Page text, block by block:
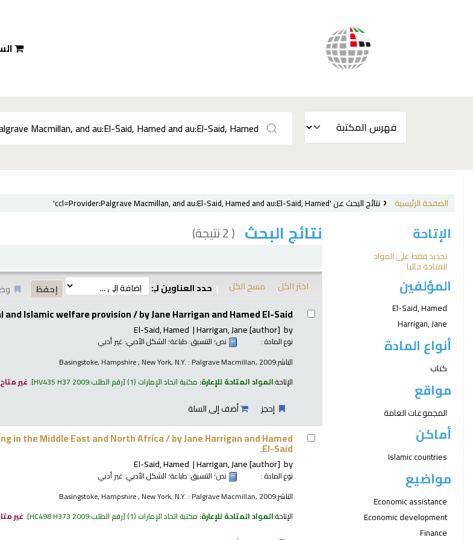
الصفحة الرئيسية نتائج البحث عن 'ccl=Provider:Palgrave Macmillan, and au:El-Said, Hamed and au:El-Said, Hamed'
الإتاحة
تحديد فقط على المواد
المتاحة حاليا
المؤلفين
El-Said, Hamed
Harrigan, Jane
أنواع المادة
كتاب
مواقع
المجموعات العامة
أماكن
Islamic countries
مواضيع
Economic assistance
Economic development
Finance
نتائج البحث ( 2 نتيجة)
اختر الكل مسح الكل حدد العناوين لـِ:
نتائج Islamic welfare provision /by Jane Harrigan and Hamed El-Said.
by
Harrigan, Jane[author]
El-Said, Hamed
نوع المادة : نص؛ التنسيق: طباعة؛ الشكل الأدبي: غير أدبي
الناشر:Basingstoke, Hampshire ; New York, N.Y. : Palgrave Macmillan, 2009
الإتاحة:المواد المتاحة للإعارة: مكتبة اتحاد الإمارات (1) رقم الطلب:HV435 H37 2009
.غير
إحجز أضف إلى السلة
in the Middle East and North Africa /by Jane Harrigan and Hamed
El-Said.
by
Harrigan, Jane[author]
El-Said, Hamed
نوع المادة : نص؛ التنسيق: طباعة؛ الشكل الأدبي: غير أدبي
الناشر:Basingstoke, Hampshire ; New York, N.Y. : Palgrave Macmillan, 2009
الإتاحة:المواد المتاحة للإعارة: مكتبة اتحاد الإمارات (1) رقم الطلب:HC498 H373 2009
.غير